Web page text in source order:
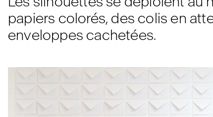
papiers colorés, des colis en
enveloppes cachetées.